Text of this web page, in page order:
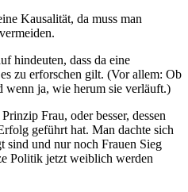
Kausalität, da muss man
hindeuten, dass da eine
zu erforschen gilt. (Vor allem: Ob
wenn ja, wie herum sie verläuft.)
Frau, oder besser, dessen
geführt hat. Man dachte sich
sind und nur noch Frauen Sieg
Politik jetzt weiblich werden